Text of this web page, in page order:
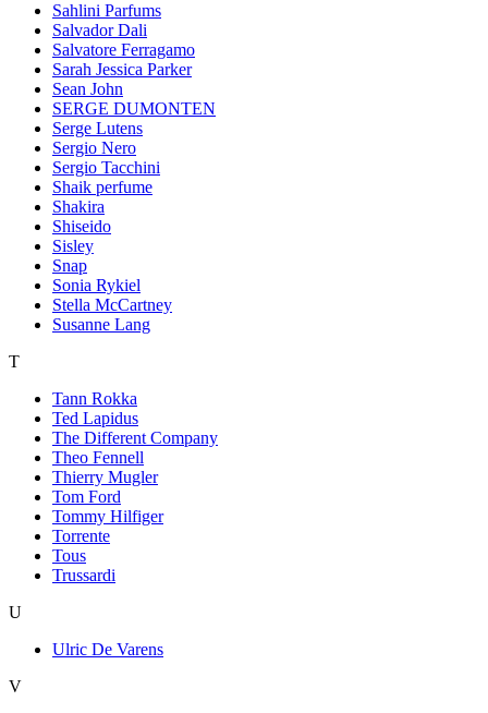
Sahlini Parfums
Salvador Dali
Salvatore Ferragamo
Sarah Jessica Parker
Sean John
SERGE DUMONTEN
Serge Lutens
Sergio Nero
Sergio Tacchini
Shaik perfume
Shakira
Shiseido
Sisley
Snap
Sonia Rykiel
Stella McCartney
Susanne Lang
T
Tann Rokka
Ted Lapidus
The Different Company
Theo Fennell
Thierry Mugler
Tom Ford
Tommy Hilfiger
Torrente
Tous
Trussardi
U
Ulric De Varens
V